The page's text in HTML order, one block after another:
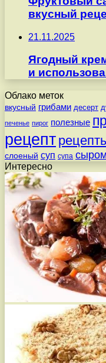
вкусный
21.11.2025
Ягодный
и
Облако меток
вкусный грибами десерт
печенье пирог полезные
рецепт
слоеный суп супа
Интересно